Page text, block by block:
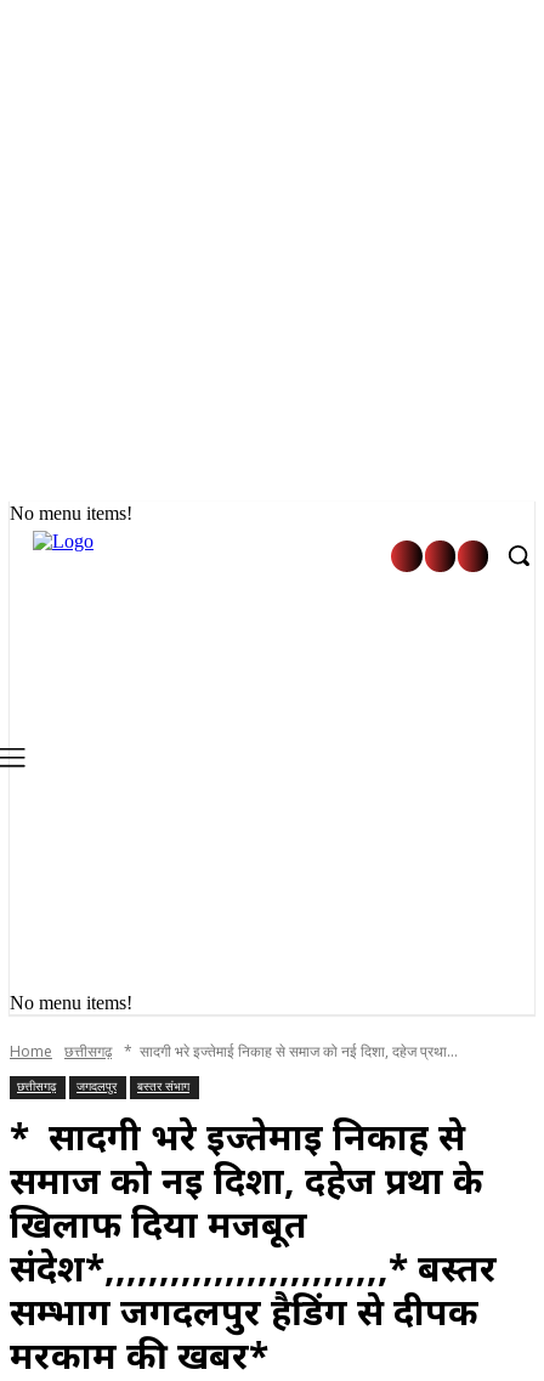
No menu items!
No menu items!
Home छत्तीसगढ़ * सादगी भरे इज्तेमाई निकाह से समाज को नई दिशा, दहेज प्रथा...
छत्तीसगढ़ जगदलपुर बस्तर संभाग
* सादगी भरे इज्तेमाई निकाह से
समाज को नई दिशा, दहेज प्रथा के
खिलाफ दिया मजबूत
संदेश*,,,,,,,,,,,,,,,,,,,,,,,,,,* बस्तर
सम्भाग जगदलपुर हैडिंग से दीपक
मरकाम की खबर*